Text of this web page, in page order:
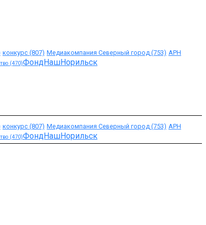
конкурс (807) Медиакомпания Северный город (753) АРН
(470)ФондНашНорильск
конкурс (807) Медиакомпания Северный город (753) АРН
(470)ФондНашНорильск